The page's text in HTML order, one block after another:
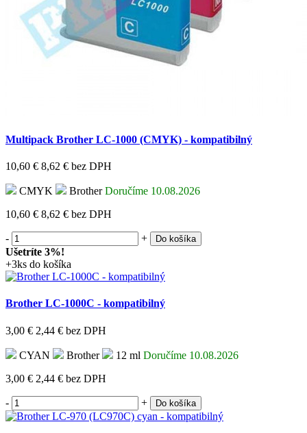
Multipack Brother LC-1000 (CMYK) - kompatibilný
10,60 € 8,62 € bez DPH
CMYK Brother Doručíme 10.08.2026
10,60 € 8,62 € bez DPH
- + Do košíka
Ušetríte 3%!
+3ks do košíka
Brother LC-1000C - kompatibilný
3,00 € 2,44 € bez DPH
CYAN Brother 12 ml Doručíme 10.08.2026
3,00 € 2,44 € bez DPH
- + Do košíka